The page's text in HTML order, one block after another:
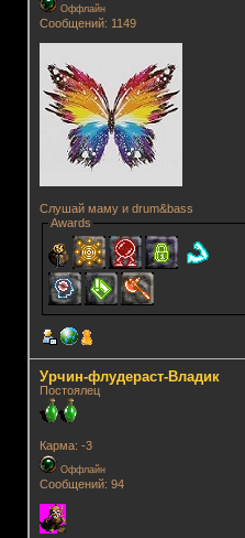
Оффлайн
Сообщений: 1149
Слушай маму и drum&bass
Awards
Урчин-флудераст-Владик
Постоялец
Карма: -3
Оффлайн
Сообщений: 94